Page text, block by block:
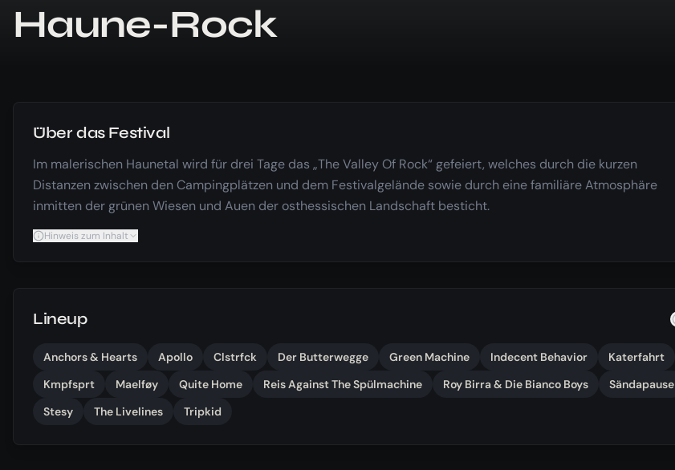
Haune-Rock
Über das Festival
Im malerischen Haunetal wird für drei Tage das „The Valley Of Rock“ gefeiert, welches durch die kurzen
Distanzen zwischen den Campingplätzen und dem Festivalgelände sowie durch eine familiäre Atmosphäre
inmitten der grünen Wiesen und Auen der osthessischen Landschaft besticht.
Hinweis zum Inhalt
Lineup
Anchors & Hearts Apollo Clstrfck Der Butterwegge Green Machine Indecent Behavior
Katerfahrt
Kmpfsprt
Maelføy Quite Home Reis Against The Spülmachine Roy Birra & Die Bianco Boys
Sändapause
Stesy
The Livelines Tripkid